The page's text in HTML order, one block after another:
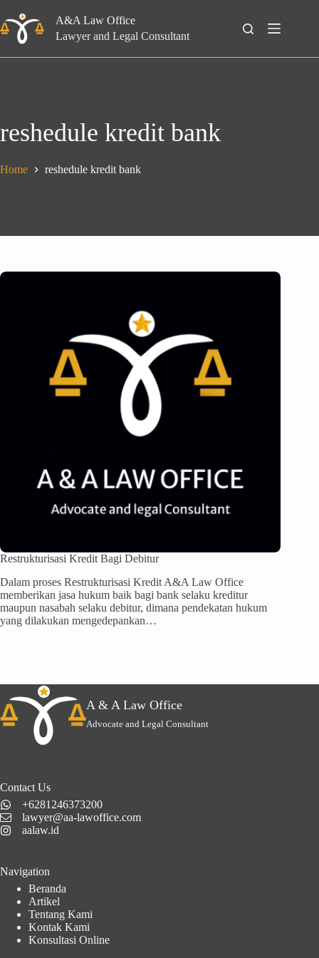
to
content
A&A Law Office
Lawyer and Legal Consultant
Search
reshedule kredit bank
Home reshedule kredit bank
Restrukturisasi Kredit Bagi Debitur
Dalam proses Restrukturisasi Kredit A&A Law Office
memberikan jasa hukum baik bagi bank selaku kreditur
maupun nasabah selaku debitur, dimana pendekatan hukum
yang dilakukan mengedepankan…
A & A Law Office
Advocate and Legal Consultant
Contact Us
+6281246373200
lawyer@aa-lawoffice.com
aalaw.id
Navigation
Beranda
Artikel
Tentang Kami
Kontak Kami
Konsultasi Online